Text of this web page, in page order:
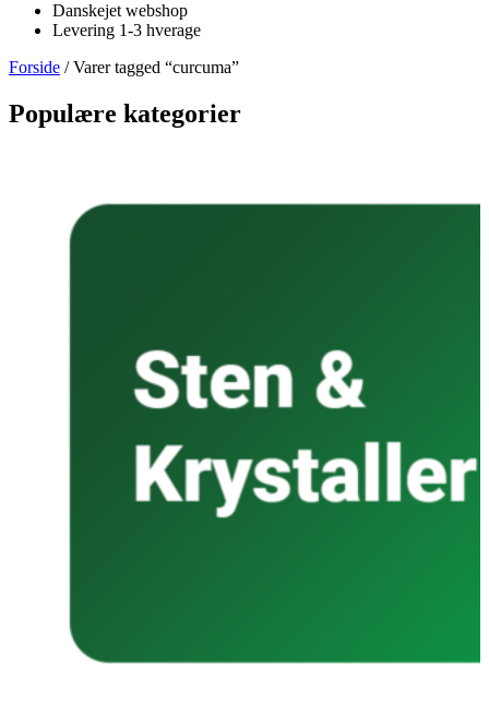
Danskejet webshop
Levering 1-3 hverage
Forside / Varer tagged “curcuma”
Populære kategorier